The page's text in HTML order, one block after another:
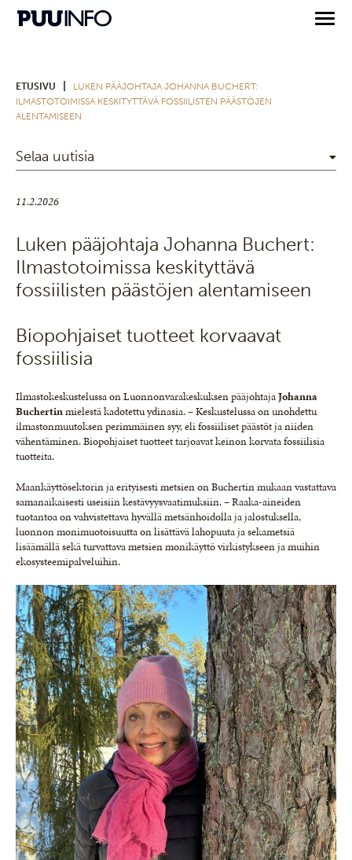
ETUSIVU
LUKEN PÄÄJOHTAJA JOHANNA BUCHERT:
ILMASTOTOIMISSA KESKITYTTÄVÄ FOSSIILISTEN PÄÄSTÖJEN
ALENTAMISEEN
Selaa uutisia
11.2.2026
Luken pääjohtaja Johanna Buchert:
Ilmastotoimissa keskityttävä
fossiilisten päästöjen alentamiseen
Biopohjaiset tuotteet korvaavat
fossiilisia
Ilmastokeskustelussa on Luonnonvarakeskuksen pääjohtajaJohanna
Buchertinmielestä kadotettu ydinasia. – Keskustelussa on unohdettu
ilmastonmuutoksen perimmäinen syy, eli fossiiliset päästöt ja niiden
vähentäminen. Biopohjaiset tuotteet tarjoavat keinon korvata fossiilisia
tuotteita.
Maankäyttösektorin ja erityisesti metsien on Buchertin mukaan vastattava
samanaikaisesti useisiin kestävyysvaatimuksiin. – Raaka-aineiden
tuotantoa on vahvistettava hyvällä metsänhoidolla ja jalostuksella,
luonnon monimuotoisuutta on lisättävä lahopuuta ja sekametsiä
lisäämällä sekä turvattava metsien monikäyttö virkistykseen ja muihin
ekosysteemipalveluihin.